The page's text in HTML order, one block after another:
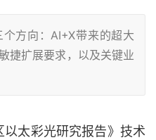
方向：AI+X带来的超大
捷扩展要求，以及关键业
以太彩光研究报告》技术